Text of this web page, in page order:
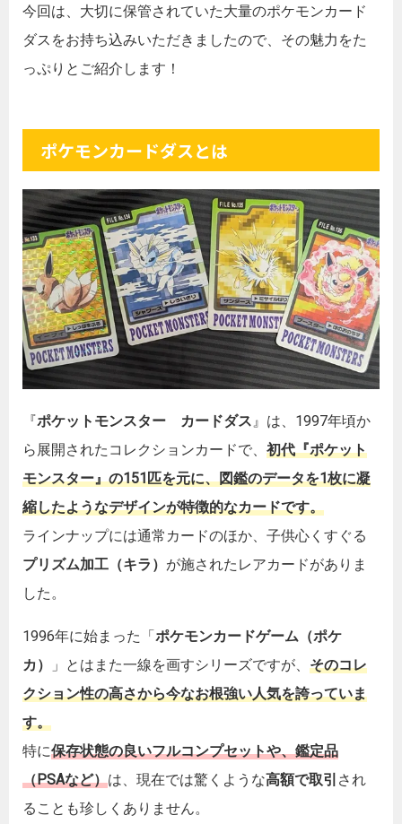
今回は、大切に保管されていた大量のポケモンカード
ダスをお持ち込みいただきましたので、その魅力をた
っぷりとご紹介します！
ポケモンカードダスとは
『ポケットモンスター カードダス』は、1997年頃か
ら展開されたコレクションカードで、 初代『ポケット
モンスター』の151匹を元に、図鑑のデータを1枚に凝
縮したようなデザインが特徴的なカードです。
ラインナップには通常カードのほか、子供心くすぐる
プリズム加工（キラ） が施されたレアカードがありま
した。
1996年に始まった「ポケモンカードゲーム（ポケ
カ）
」とはまた一線を画すシリーズですが、 そのコレ
クション性の高さから今なお根強い人気を誇っていま
す。
特に保存状態の良いフルコンプセットや、鑑定品
（PSAなど）は、現在では驚くような高額で取引 され
ることも珍しくありません。